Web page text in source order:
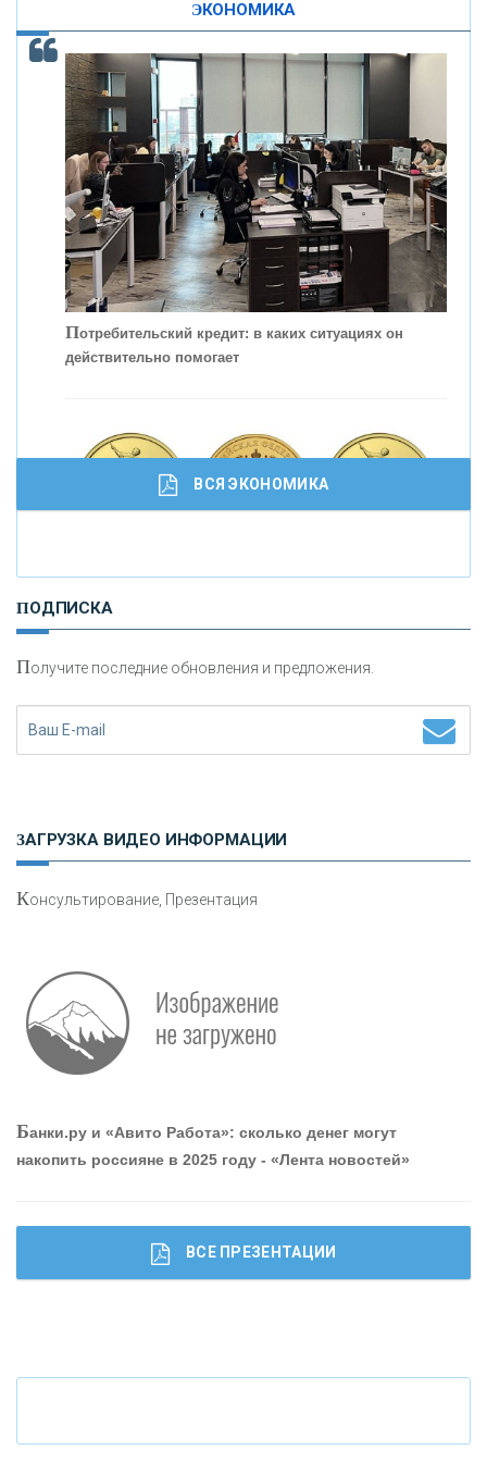
Скорость - один из главных трендов в
кредитовании бизнеса - «Интервью»
Работа мечты. Что банки делают для того, чтобы
привлечь и удержать персонал - «Интервью»
ЭКОНОМИКА
Потребительский кредит: в каких ситуациях он
действительно помогает
И
сохранения и увеличения капитала
Что будет с наличными деньгами при цифровом
ВСЯ ЭКОНОМИКА
ПОДПИСКА
Получите последние обновления и предложения.
ЗАГРУЗКА ВИДЕО ИНФОРМАЦИИ
Консультирование, Презентация
Банки.ру и «Авито Работа»: сколько денег могут
накопить россияне в 2025 году - «Лента новостей»
ВСЕ ПРЕЗЕНТАЦИИ